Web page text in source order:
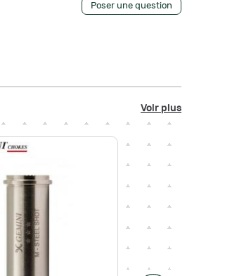
Poser une question
Voir plus